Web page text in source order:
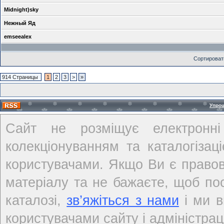
Midnight)sky
Нежный Яд
emseealex
914 Страницы 1 2 3 > »
Сайт не розміщує
колекціонуванням та
користувачами. Якщо Ви є
матеріалу та не бажаєте, щоб
каталозі,зв’яжіться з нами і ми
користувачами сайту і